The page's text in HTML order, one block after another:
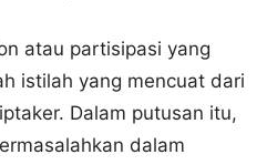
atau partisipasi yang
istilah yang mencuat dari
Dalam putusan itu,
dalam